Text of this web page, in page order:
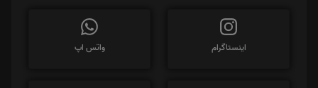
اینستاگرام واتس اپ